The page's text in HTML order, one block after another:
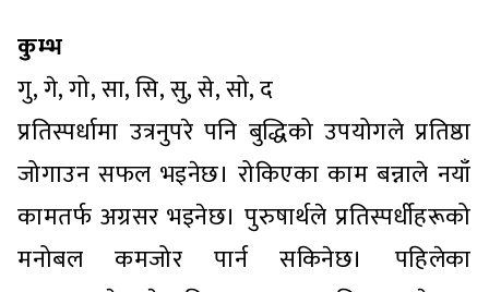
कुम्भ
गु, गे, गो, सा, सि, सु, से, सो, द
प्रतिस्पर्धामा उत्रनुपरे पनि बुद्धिको उपयोगले प्रतिष्ठा
जोगाउन सफल भइनेछ। रोकिएका काम बन्नाले नयाँ
कामतर्फ अग्रसर भइनेछ। पुरुषार्थले प्रतिस्पर्धीहरूको
मनोबल कमजोर पार्न सकिनेछ। पहिलेका